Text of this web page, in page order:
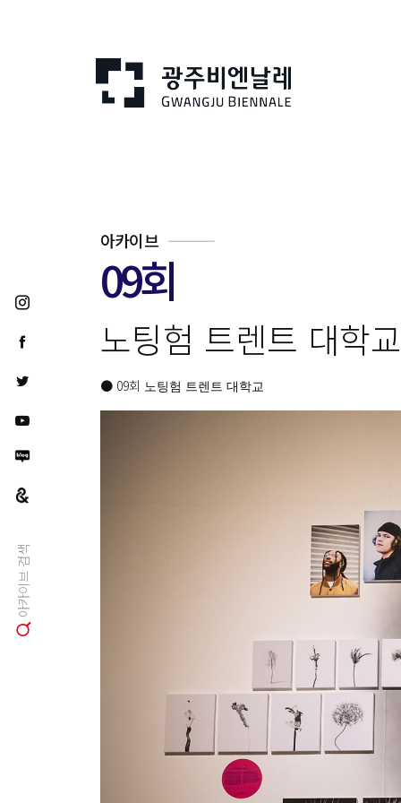
아카이브
09회
노팅험 트렌트 대학
● 09회 노팅험 트렌트 대학교
아카이브 검색